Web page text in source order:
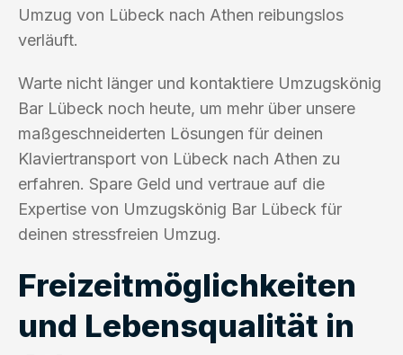
Umzug von Lübeck nach Athen reibungslos
verläuft.
Warte nicht länger und kontaktiere Umzugskönig
Bar Lübeck noch heute, um mehr über unsere
maßgeschneiderten Lösungen für deinen
Klaviertransport von Lübeck nach Athen zu
erfahren. Spare Geld und vertraue auf die
Expertise von Umzugskönig Bar Lübeck für
deinen stressfreien Umzug.
Freizeitmöglichkeiten
und Lebensqualität in